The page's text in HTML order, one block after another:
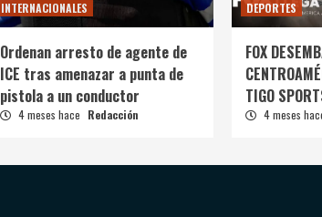
INTERNACIONALES
Ordenan arresto de agente de
ICE tras amenazar a punta de
pistola a un conductor
4 meses hace Redacción
DEPORTES
FOX
TIGO
4 meses